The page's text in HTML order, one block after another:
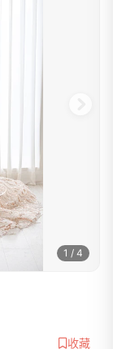
1 / 4
收藏